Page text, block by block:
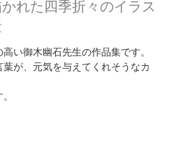
れた四季折々のイラス
い御木幽石先生の作品集です。
が、元気を与えてくれそうなカ